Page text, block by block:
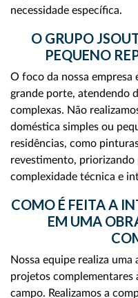
necessidade específica.
O GRUPO
PEQUENO
O foco da nossa empresa
grande porte, atendendo
complexas. Não
doméstica simples ou
residências, como
revestimento,
complexidade técnica e
COMO É FEITA A
EM UMA
Nossa equipe realiza
projetos complementares
campo. Realizamos a